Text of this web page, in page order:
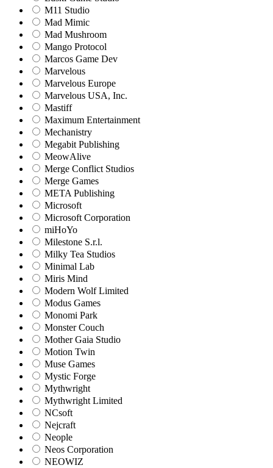
M11 Studio
Mad Mimic
Mad Mushroom
Mango Protocol
Marcos Game Dev
Marvelous
Marvelous Europe
Marvelous USA, Inc.
Mastiff
Maximum Entertainment
Mechanistry
Megabit Publishing
MeowAlive
Merge Conflict Studios
Merge Games
META Publishing
Microsoft
Microsoft Corporation‬
miHoYo
Milestone S.r.l.
Milky Tea Studios
Minimal Lab
Miris Mind
Modern Wolf Limited
Modus Games
Monomi Park
Monster Couch
Mother Gaia Studio
Motion Twin
Muse Games
Mystic Forge
Mythwright
Mythwright Limited
NCsoft
Nejcraft
Neople
Neos Corporation
NEOWIZ